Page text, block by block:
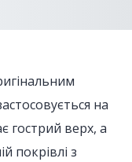
на
гострий верх, а
покрівлі з